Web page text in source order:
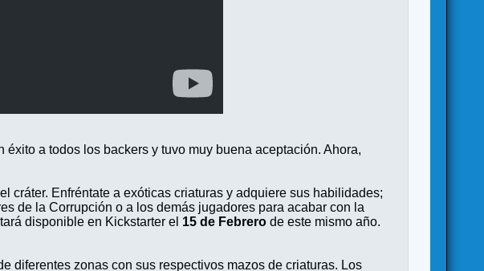
a todos los backers y tuvo muy buena aceptación. Ahora,
cráter. Enfréntate a exóticas criaturas y adquiere sus habilidades;
de la Corrupción o a los demás jugadores para acabar con la
disponible en Kickstarter el 15 de Febrero de este mismo año.
diferentes zonas con sus respectivos mazos de criaturas. Los